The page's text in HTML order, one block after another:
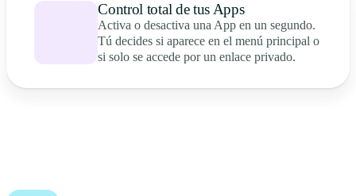
Control total de tus Apps
Activa o desactiva una App en un segundo.
Tú decides si aparece en el menú principal o
si solo se accede por un enlace privado.